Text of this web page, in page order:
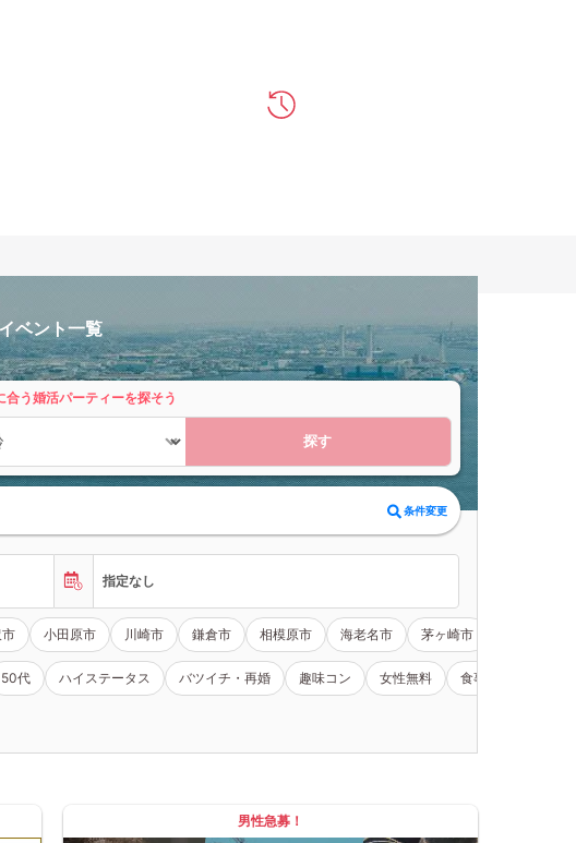
ベント一覧
合う婚活パーティーを探そう
探す
条件変更
指定なし
小田原市 川崎市 鎌倉市 相模原市 海老名市 茅ヶ崎市
50代 ハイステータス バツイチ・再婚 趣味コン 女性無料 食事あり
男性急募！